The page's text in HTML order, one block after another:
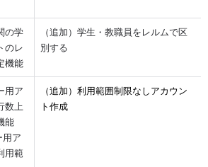
の学
のレ
機能
（追加）学生・教職員をレルムで区
別する
用ア
数上
能
用ア
用範
（追加）利用範囲制限なしアカウン
ト作成